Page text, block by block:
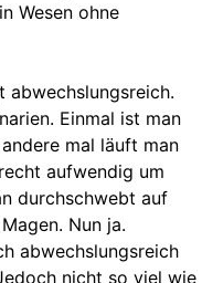
Wesen ohne
abwechslungsreich.
Einmal ist man
mal läuft man
aufwendig um
durchschwebt auf
Nun ja.
abwechslungsreich
nicht so viel wie